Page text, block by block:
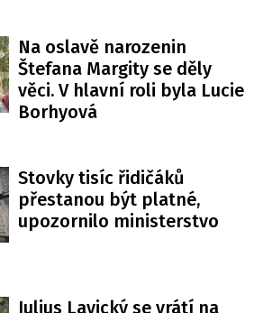
Na oslavě narozenin
Štefana Margity se děly
věci. V hlavní roli byla Lucie
Borhyová
Stovky tisíc řidičáků
přestanou být platné,
upozornilo ministerstvo
Julius Lavický se vrátí na